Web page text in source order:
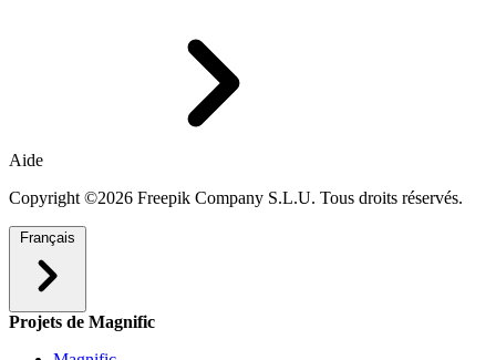
Aide
Copyright ©2026 Freepik Company S.L.U. Tous droits réservés.
Français
Projets de Magnific